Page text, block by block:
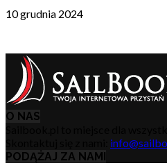
10 grudnia 2024
O NAS
PODĄŻAJ ZA NAMI